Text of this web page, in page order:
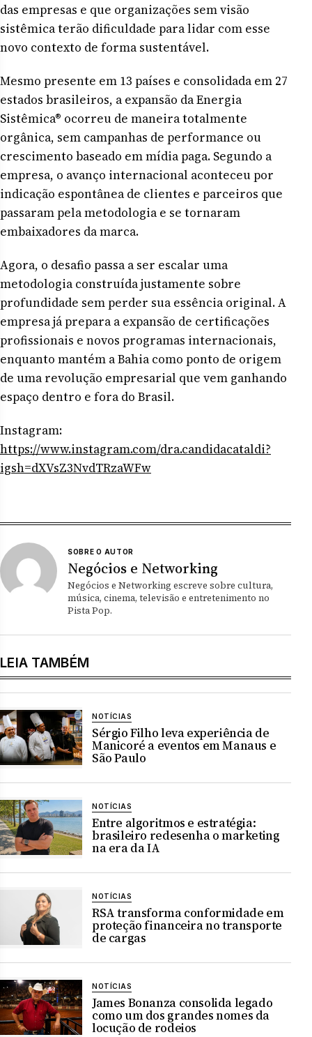
das empresas e que organizações sem visão
sistêmica terão dificuldade para lidar com esse
novo contexto de forma sustentável.
Mesmo presente em 13 países e consolidada em 27
estados brasileiros, a expansão da Energia
Sistêmica® ocorreu de maneira totalmente
orgânica, sem campanhas de performance ou
crescimento baseado em mídia paga. Segundo a
empresa, o avanço internacional aconteceu por
indicação espontânea de clientes e parceiros que
passaram pela metodologia e se tornaram
embaixadores da marca.
Agora, o desafio passa a ser escalar uma
metodologia construída justamente sobre
profundidade sem perder sua essência original. A
empresa já prepara a expansão de certificações
profissionais e novos programas internacionais,
enquanto mantém a Bahia como ponto de origem
de uma revolução empresarial que vem ganhando
espaço dentro e fora do Brasil.
Instagram:
https://www.instagram.com/dra.candidacataldi?
igsh=dXVsZ3NvdTRzaWFw
SOBRE O AUTOR
Negócios e Networking
Negócios e Networking escreve sobre cultura,
música, cinema, televisão e entretenimento no
Pista Pop.
LEIA TAMBÉM
NOTÍCIAS
Sérgio Filho leva experiência de
Manicoré a eventos em Manaus e
São Paulo
NOTÍCIAS
Entre algoritmos e estratégia:
brasileiro redesenha o marketing
na era da IA
NOTÍCIAS
RSA transforma conformidade em
proteção financeira no transporte
de cargas
NOTÍCIAS
James Bonanza consolida legado
como um dos grandes nomes da
locução de rodeios